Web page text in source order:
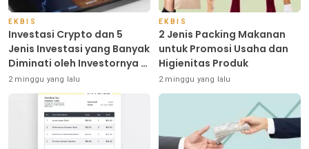
EKBIS
Investasi Crypto dan 5
Jenis Investasi yang Banyak
Diminati oleh Investornya di
Indonesia
2 minggu yang lalu
EKBIS
2 Jenis Packing Makanan
untuk Promosi Usaha dan
Higienitas Produk
2 minggu yang lalu